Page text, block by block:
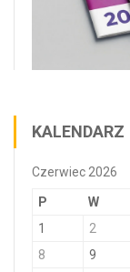
KALENDARZ
Czerwiec 2026
P W
1 2
8
9